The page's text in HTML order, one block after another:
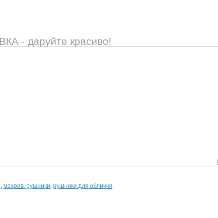
- даруйте красиво!
, махрові рушники, рушники для обличчя